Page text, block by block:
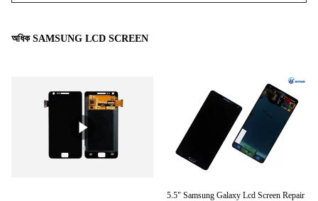
অধিক SAMSUNG LCD SCREEN
5.5" Samsung Galaxy Lcd Screen Repair